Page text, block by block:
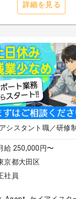
詳細を見る
シスタント職／研修
給 250,000円〜
京都大田区
社員